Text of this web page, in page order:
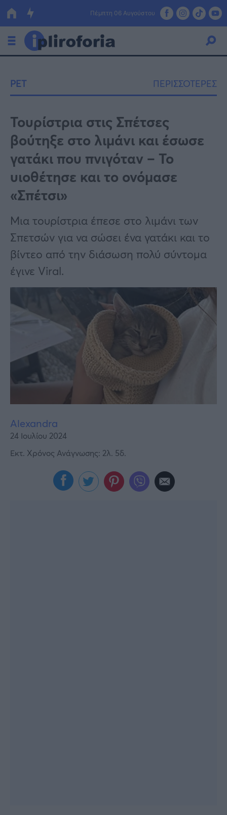
Πέμπτη 06 Αυγούστου
Οικονομία
Πολιτική
Τράπεζες
Επιδοτήσεις
ΕΣΠΑ
Κόσμος
Lifestyle
Υγεία
Γυναίκα
Καιρός
Viral
Κουζίνα
PET ΠΕΡΙΣΣΟΤΕΡΕΣ
Τουρίστρια στις Σπέτσες
βούτηξε στο λιμάνι και έσωσε
γατάκι που πνιγόταν – Το
υιοθέτησε και το ονόμασε
«Σπέτσι»
Μια τουρίστρια έπεσε στο λιμάνι των
Σπετσών για να σώσει ένα γατάκι και το
βίντεο από την διάσωση πολύ σύντομα
έγινε Viral.
Alexandra
24 Ιουλίου 2024
Εκτ. Χρόνος Ανάγνωσης: 2λ. 5δ.